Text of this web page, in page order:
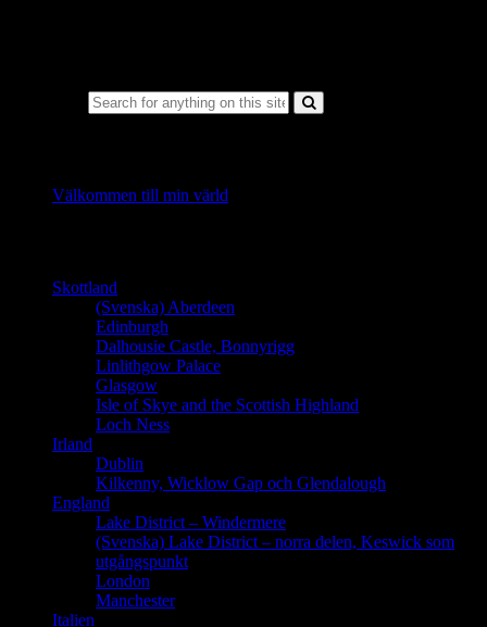
Välkommen till min värld
Skottland
(Svenska) Aberdeen
Edinburgh
Dalhousie Castle, Bonnyrigg
Linlithgow Palace
Glasgow
Isle of Skye and the Scottish Highland
Loch Ness
Irland
Dublin
Kilkenny, Wicklow Gap och Glendalough
England
Lake District – Windermere
(Svenska) Lake District – norra delen, Keswick som
utgångspunkt
London
Manchester
Italien